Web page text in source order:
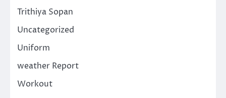
Trithiya Sopan
Uncategorized
Uniform
weather Report
Workout